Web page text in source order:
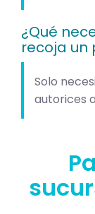
¿Qué
recoja un
Solo
autorices